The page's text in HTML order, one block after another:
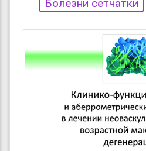
Болезни сетчатки